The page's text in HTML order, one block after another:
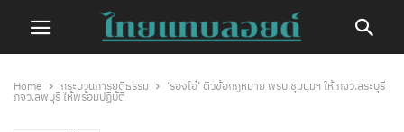
Home กระบวนการยุติธรรม
‘รองโอ๋’ ติวข้อกฏหมาย พรบ.ชุมนุมฯ ให้ ภจว.สระบุรี
ภจว.ลพบุรี ให้พร้อมปฏิบัติ